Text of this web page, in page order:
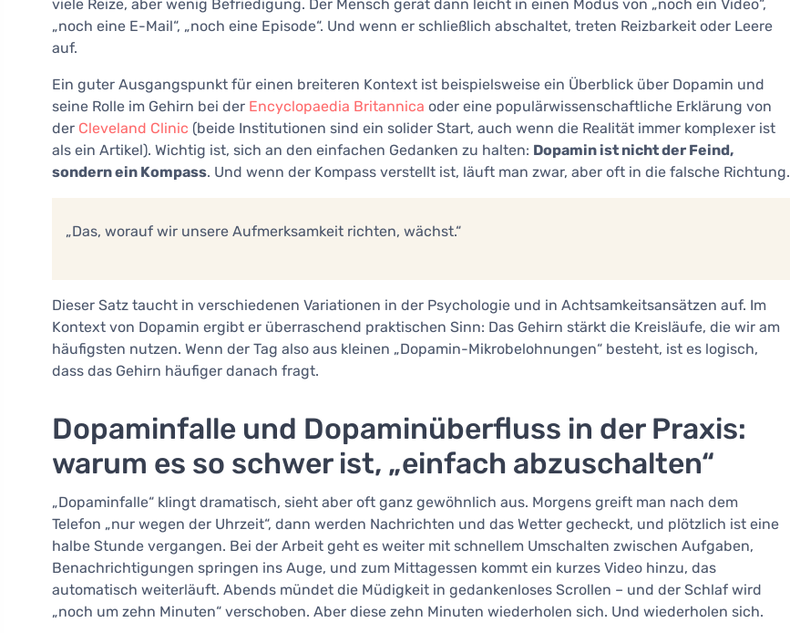
viele Reize, aber wenig Befriedigung. Der Mensch gerät dann leicht in einen Modus von „noch ein Video“,
„noch eine E-Mail“, „noch eine Episode“. Und wenn er schließlich abschaltet, treten Reizbarkeit oder Leere
auf.
Ein guter Ausgangspunkt für einen breiteren Kontext ist beispielsweise ein Überblick über Dopamin und
seine Rolle im Gehirn bei der Encyclopaedia Britannica oder eine populärwissenschaftliche Erklärung von
der Cleveland Clinic (beide Institutionen sind ein solider Start, auch wenn die Realität immer komplexer ist
als ein Artikel). Wichtig ist, sich an den einfachen Gedanken zu halten: Dopamin ist nicht der Feind,
sondern ein Kompass. Und wenn der Kompass verstellt ist, läuft man zwar, aber oft in die falsche Richtung.
„Das, worauf wir unsere Aufmerksamkeit richten, wächst.“
Dieser Satz taucht in verschiedenen Variationen in der Psychologie und in Achtsamkeitsansätzen auf. Im
Kontext von Dopamin ergibt er überraschend praktischen Sinn: Das Gehirn stärkt die Kreisläufe, die wir am
häufigsten nutzen. Wenn der Tag also aus kleinen „Dopamin-Mikrobelohnungen“ besteht, ist es logisch,
dass das Gehirn häufiger danach fragt.
Dopaminfalle und Dopaminüberfluss in der Praxis:
warum es so schwer ist, „einfach abzuschalten“
„Dopaminfalle“ klingt dramatisch, sieht aber oft ganz gewöhnlich aus. Morgens greift man nach dem
Telefon „nur wegen der Uhrzeit“, dann werden Nachrichten und das Wetter gecheckt, und plötzlich ist eine
halbe Stunde vergangen. Bei der Arbeit geht es weiter mit schnellem Umschalten zwischen Aufgaben,
Benachrichtigungen springen ins Auge, und zum Mittagessen kommt ein kurzes Video hinzu, das
automatisch weiterläuft. Abends mündet die Müdigkeit in gedankenloses Scrollen – und der Schlaf wird
„noch um zehn Minuten“ verschoben. Aber diese zehn Minuten wiederholen sich. Und wiederholen sich.